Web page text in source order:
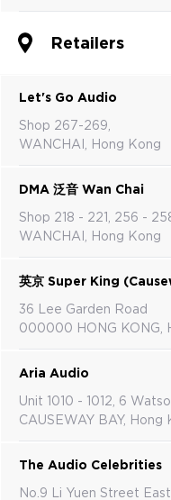
Retailers
Let's Go Audio
Shop 267-269,
WANCHAI, Hong Kong
DMA 泛音 Wan Chai
Shop 218 - 221, 256 -
WANCHAI, Hong Kong
英京 Super King
36 Lee Garden Road
000000 HONG KONG,
Aria Audio
Unit 1010 - 1012, 6
CAUSEWAY BAY, Hong
The Audio Celebrities
No.9 Li Yuen Street